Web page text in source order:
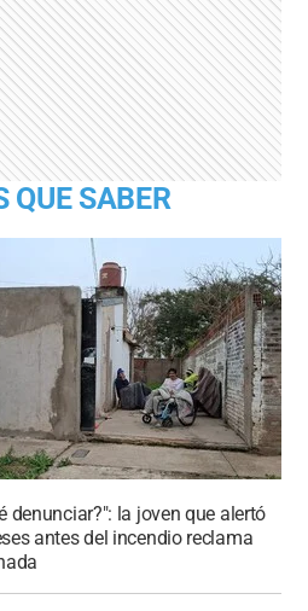
QUE SABER
denunciar?": la joven que alertó
antes del incendio reclama